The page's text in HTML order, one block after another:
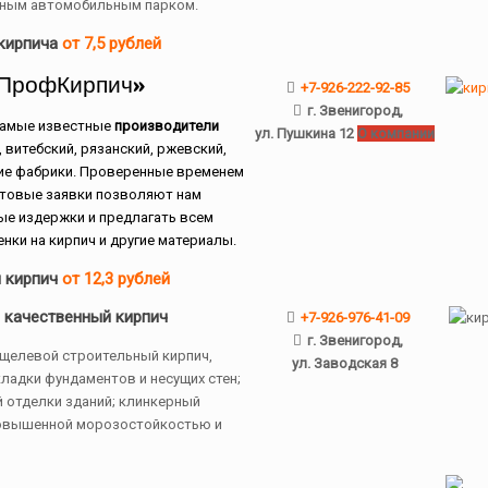
автомобильным парком.
от 7,5 рублей
известные производители
рязанский, ржевский,
фабрики. Проверенные временем
заявки позволяют нам
издержки и предлагать всем
на кирпич и другие материалы.
от 12,3 рублей
+7-926-222-92-85
г. Звенигород,
ул. Пушкина 12 О компании
кирпич
строительный кирпич,
фундаментов и несущих стен;
зданий; клинкерный
морозостойкостью и
+7-926-976-41-09
г. Звенигород,
ул. Заводская 8